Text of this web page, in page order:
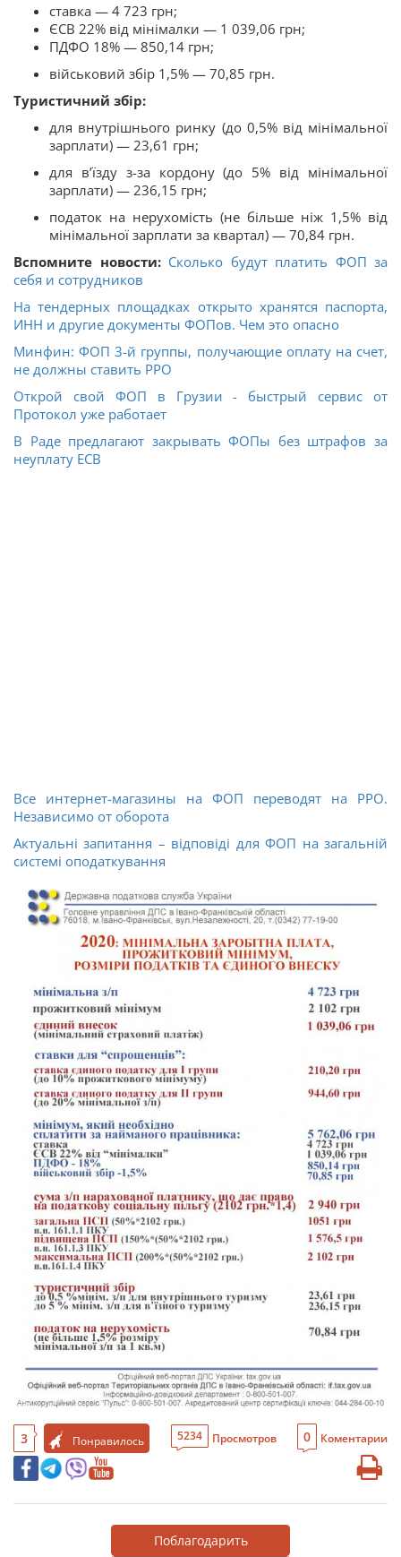
ставка — 4 723 грн;
ЄСВ 22% від мінімалки — 1 039,06 грн;
ПДФО 18% — 850,14 грн;
військовий збір 1,5% — 70,85 грн.
Туристичний збір:
для внутрішнього ринку (до 0,5% від мінімальної
зарплати) — 23,61 грн;
для в’їзду з-за кордону (до 5% від мінімальної
зарплати) — 236,15 грн;
податок на нерухомість (не більше ніж 1,5% від
мінімальної зарплати за квартал) — 70,84 грн.
Вспомните новости: Сколько будут платить ФОП за
себя и сотрудников
На тендерных площадках открыто хранятся паспорта,
ИНН и другие документы ФОПов. Чем это опасно
Минфин: ФОП 3-й группы, получающие оплату на счет,
не должны ставить РРО
Открой свой ФОП в Грузии - быстрый сервис от
Протокол уже работает
В Раде предлагают закрывать ФОПы без штрафов за
неуплату ЕСВ
Все интернет-магазины на ФОП переводят на РРО.
Независимо от оборота
Актуальні запитання – відповіді для ФОП на загальній
системі оподаткування
3 Понравилось 5234 Просмотров 0 Коментарии
Поблагодарить